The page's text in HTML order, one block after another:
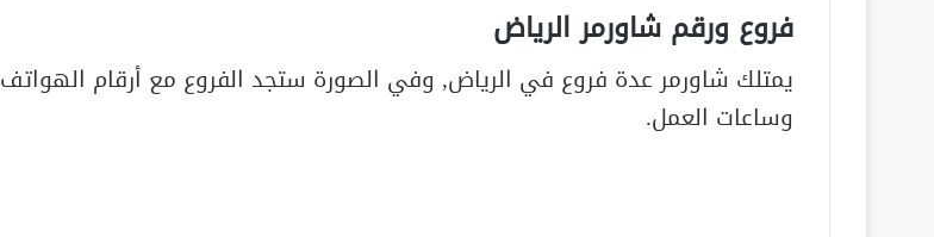
فروع ورقم شاورمر الرياض
يمتلك شاورمر عدة فروع في الرياض, وفي الصورة ستجد الفروع مع أرقام الهواتف
وساعات العمل.